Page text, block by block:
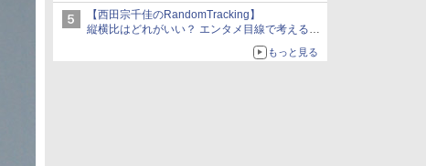
【西田宗千佳のRandomTracking】
縦横比はどれがいい？ エンタメ目線で考える、
もっと見る